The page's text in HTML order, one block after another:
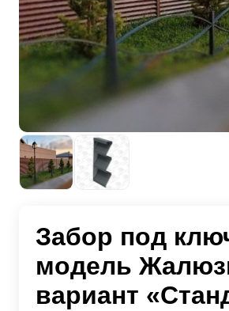
Забор под
модель
вариант